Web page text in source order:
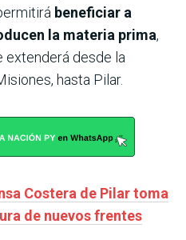
beneficiar a
la materia prima,
extenderá desde la
hasta Pilar.
Costera de Pilar toma
de nuevos frentes